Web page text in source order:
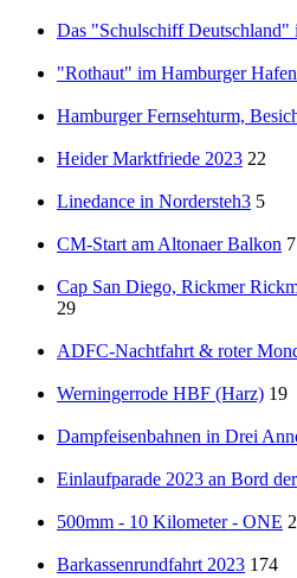
Das "Schulschiff Deutschland"
"Rothaut" im Hamburger Hafen
Hamburger Fernsehturm,
Heider Marktfriede 2023 22
Linedance in Nordersteh3 5
CM-Start am Altonaer Balkon 7
Cap San Diego, Rickmer
29
ADFC-Nachtfahrt & roter
Werningerrode HBF (Harz) 19
Dampfeisenbahnen in Drei
Einlaufparade 2023 an Bord
500mm - 10 Kilometer - ONE
Barkassenrundfahrt 2023 174